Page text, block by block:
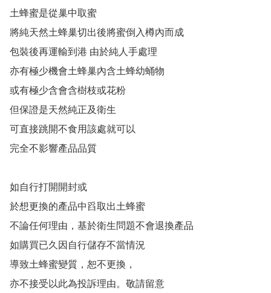
土蜂蜜是從巢中取蜜
將純天然土蜂巢切出後將蜜倒入樽內而成
包裝後再運輸到港 由於純人手處理
亦有極少機會土蜂巢內含土蜂幼蛹物
或有極少含會含樹枝或花粉
但保證是天然純正及衛生
可直接跳開不食用該處就可以
完全不影響產品品質
如自行打開開封或
於想更換的產品中舀取出土蜂蜜
不論任何理由，基於衛生問題不會退換產品
如購買已久因自行儲存不當情況
導致土蜂蜜變質，恕不更換，
亦不接受以此為投訴理由。敬請留意